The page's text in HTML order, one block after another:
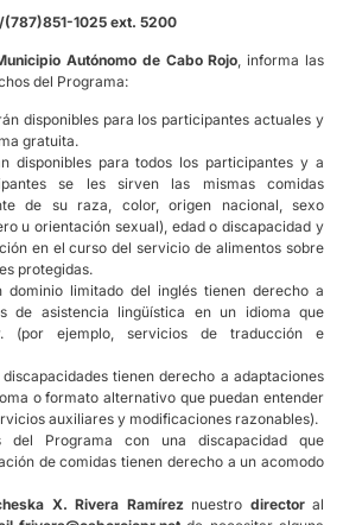
1025 ext. 5200
Autónomo de Cabo Rojo, informa las
del Programa:
disponibles para los participantes actuales y
gratuita.
disponibles para todos los participantes y a
se les sirven las mismas comidas
de su raza, color, origen nacional, sexo
u orientación sexual), edad o discapacidad y
en el curso del servicio de alimentos sobre
protegidas.
dominio limitado del inglés tienen derecho a
de asistencia lingüística en un idioma que
(por ejemplo, servicios de traducción e
tienen derecho a adaptaciones
o formato alternativo que puedan entender
auxiliares y modificaciones razonables).
del Programa con una discapacidad que
de comidas tienen derecho a un acomodo
X. Rivera Ramíreznuestro directoral